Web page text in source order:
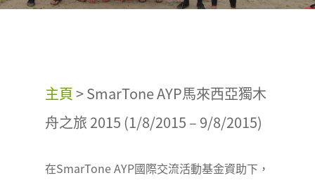
主頁>SmarTone AYP馬來西亞獨木
舟之旅 2015 (1/8/2015 – 9/8/2015)
在SmarTone AYP國際交流活動基金資助下，